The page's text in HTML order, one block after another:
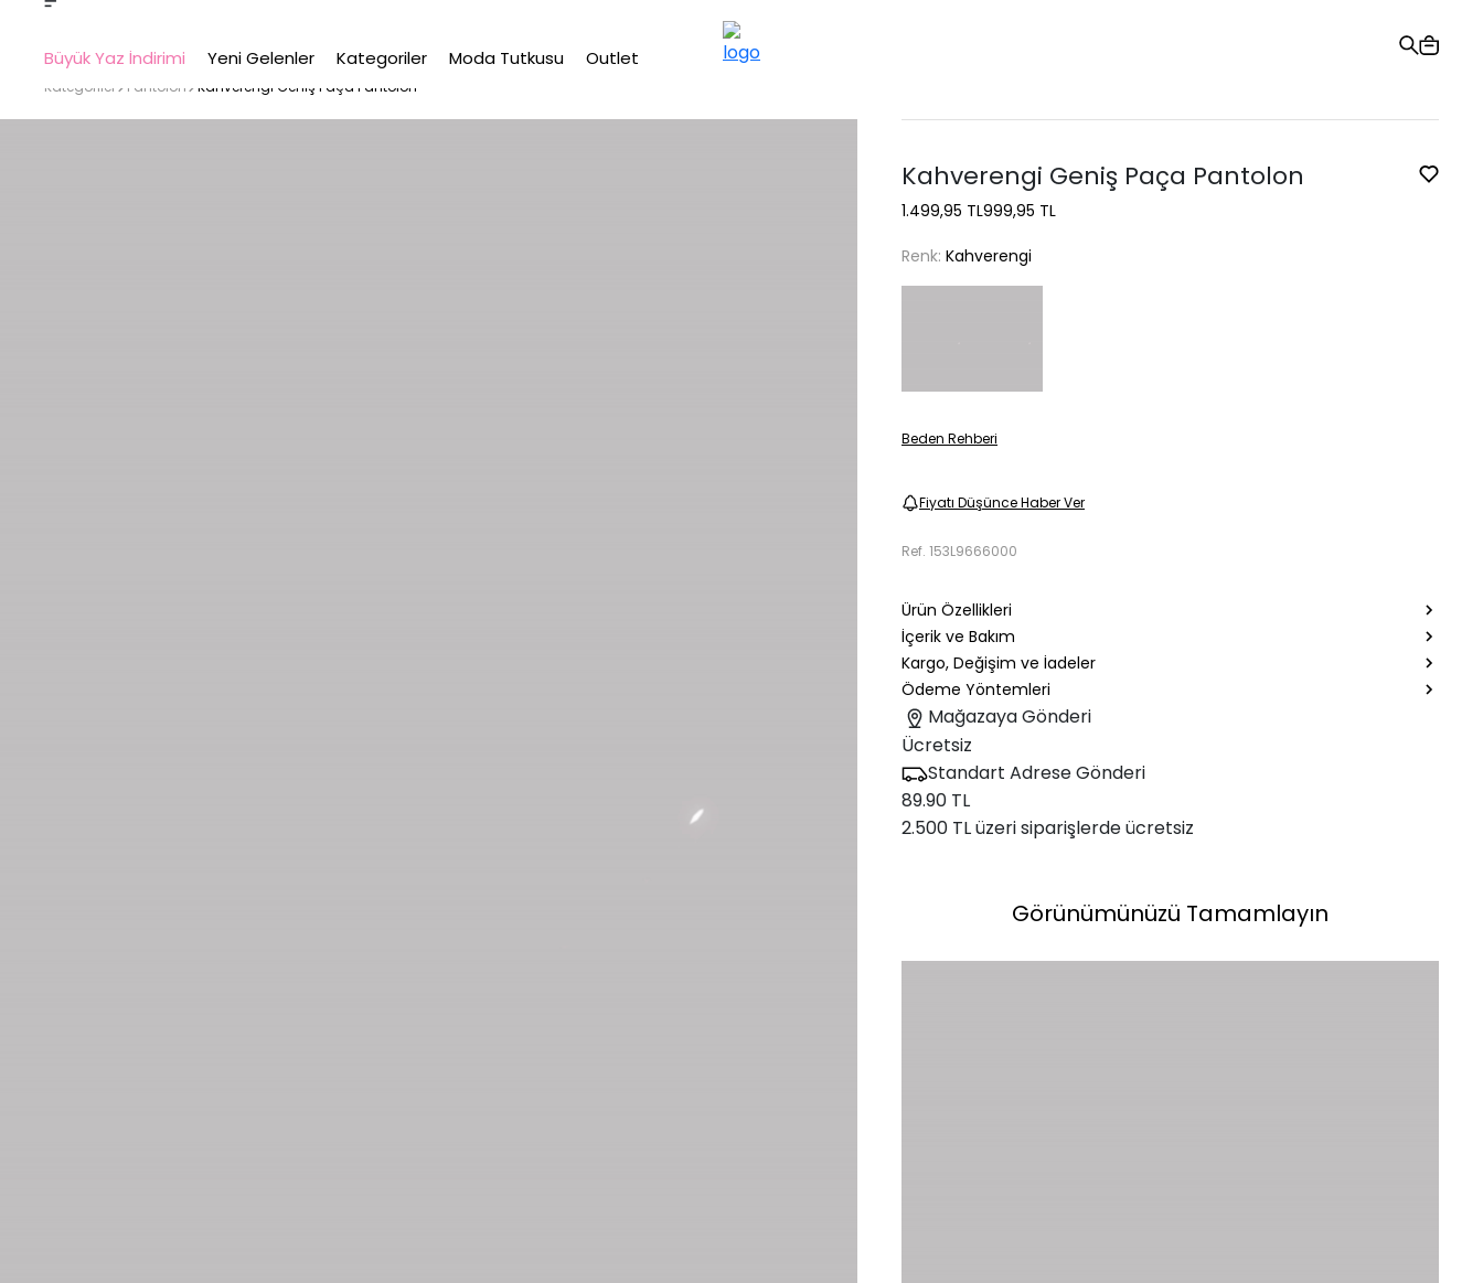
2500 TL üzeri ücretsiz kargo
Büyük Yaz İndirimi Yeni Gelenler Kategoriler Moda Tutkusu Outlet
Kategoriler Pantolon Kahverengi Geniş Paça Pantolon
Kahverengi Geniş Paça Pantolon
1.499,95 TL999,95 TL
Renk: Kahverengi
Beden Rehberi
Fiyatı Düşünce Haber Ver
Ref. 153L9666000
Ürün Özellikleri
İçerik ve Bakım
Kargo, Değişim ve İadeler
Ödeme Yöntemleri
Mağazaya Gönderi
Ücretsiz
Standart Adrese Gönderi
89.90 TL
2.500 TL üzeri siparişlerde ücretsiz
Görünümünüzü Tamamlayın